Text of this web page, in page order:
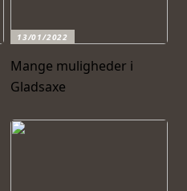
13/01/2022
Mange muligheder i
Gladsaxe